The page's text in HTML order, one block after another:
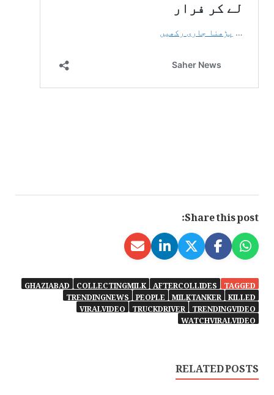
Share this post:
TAGGED
AFTERCOLLIDES
COLLECTINGMILK
GHAZIABAD
KILLED
MILKTANKER
PEOPLE
TRENDINGNEWS
TRENDINGVIDEO
TRUCKDRIVER
VIRALVIDEO
WATCHVIRALVIDEO
RELATED POSTS